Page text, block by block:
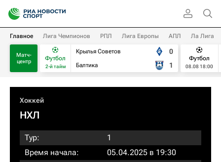
Главное Лига Чемпионов РПЛ Лига Европы АПЛ Ла Лига
Матч-
центр
Футбол
2-й тайм
Крылья Советов
Балтика
0
1
Футбол
08.08 18:00
Хоккей
НХЛ
Тур:
1
Время начала:
05.04.2025 в 19:30